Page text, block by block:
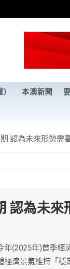
本澳新聞
認為未來形勢需
認為未來
(2025年)首季經
濟景氣維持「